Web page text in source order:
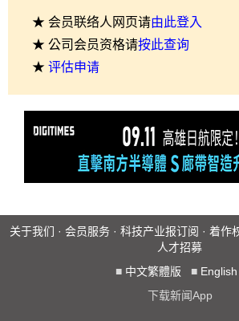
★ 会员联络人网页请由此登入
★ 公司会员资格请按此查询
★ 评估申请
关于我们 · 会员服务 · 科技产业报订阅 · 着作
人才招募
■ 中文繁體版 ■ English
下载新闻App